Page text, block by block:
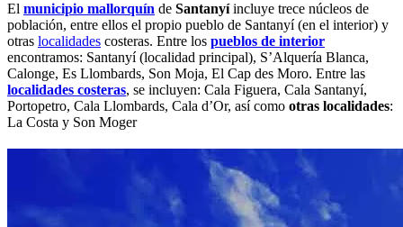
El municipio mallorquín de Santanyíincluye trece núcleos de
población, entre ellos el propio pueblo de Santanyí (en el interior) y
otras localidades costeras. Entre los pueblos de interior
encontramos: Santanyí (localidad principal), S’Alquería Blanca,
Calonge, Es Llombards, Son Moja, El Cap des Moro. Entre las
localidades costeras, se incluyen: Cala Figuera, Cala Santanyí,
Portopetro, Cala Llombards, Cala d’Or, así como otras localidades:
La Costa y Son Moger